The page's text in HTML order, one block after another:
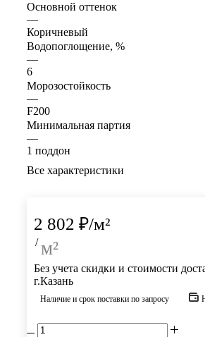
Основной оттенок
—
Коричневый
Водопоглощение, %
—
6
Морозостойкость
—
F200
Минимальная партия
—
1 поддон
Все характеристики
2 802 ₽/м²
/ м²
Без учета скидки и стоимости
г.Казань
Наличие и срок поставки по запросу